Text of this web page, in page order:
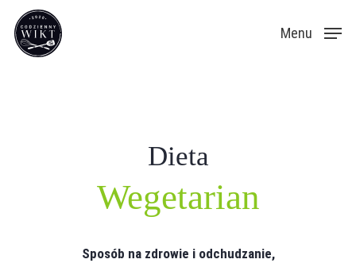
Skip
main
Menu
Dieta
Wegetarian
Sposób na zdrowie i odchudzanie,